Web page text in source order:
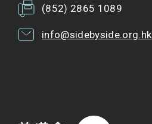
(852) 2865 1089
info@sidebyside.org.hk